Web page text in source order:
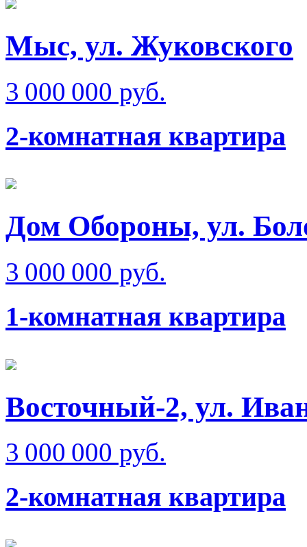
Мыс, ул. Жуковского
3 000 000 руб.
2-комнатная квартира
Дом Обороны, ул.
3 000 000 руб.
1-комнатная квартира
Восточный-2, ул.
3 000 000 руб.
2-комнатная квартира